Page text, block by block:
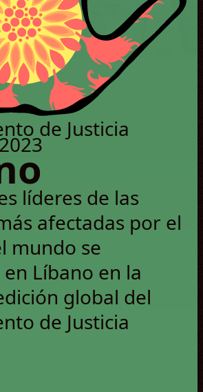
de Justicia
líderes de las
afectadas por el
mundo se
Líbano en la
global del
de Justicia